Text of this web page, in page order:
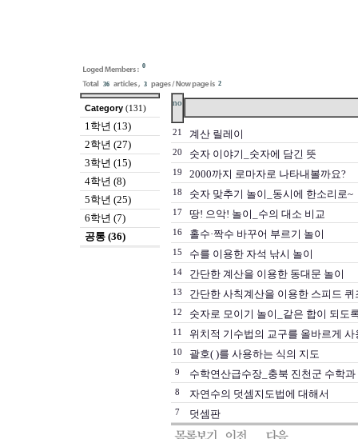
0
36 3 2
Category (131)
1학년 (13)
2학년 (27)
3학년 (15)
4학년 (8)
5학년 (25)
6학년 (7)
공통 (36)
no
21 계산 릴레이
20 숫자 이야기_숫자에 담긴 뜻
19 2000까지 로마자로 나타내볼까요?
18 숫자 맞추기 놀이_동시에 한소리로~
17 땅! 으악! 놀이_수의 대소 비교
16 홀수·짝수 바꾸어 부르기 놀이
15 수를 이용한 자석 낚시 놀이
14 간단한 계산을 이용한 동대문 놀이
13 간단한 사칙계산을 이용한 스피드 퀴
12 숫자로 모이기 놀이_같은 합이 되도
11 위치적 기수법의 교구를 올바르게
10 괄호( )를 사용하는 식의 지도
9 수학연산급수장_충북 진천군 수학
8 자연수의 덧셈지도법에 대해서
7 덧셈판